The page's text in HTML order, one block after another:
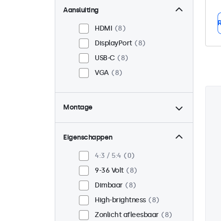
Aansluiting
HDMI
8
DisplayPort
8
USB-C
8
VGA
8
Montage
Panel mount
8
Inbouw
VESA 75 x 75
VESA 100 x 100
Eigenschappen
4:3 / 5:4
0
9-36 Volt
8
Dimbaar
8
High-brightness
8
Zonlicht afleesbaar
8